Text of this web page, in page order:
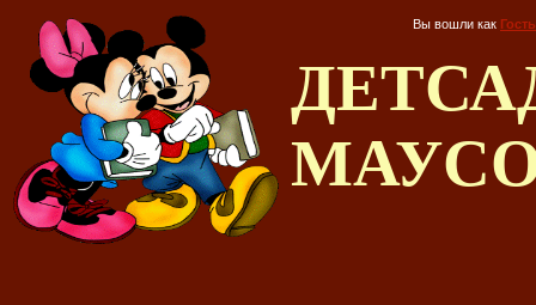
Вы вошли как Гость